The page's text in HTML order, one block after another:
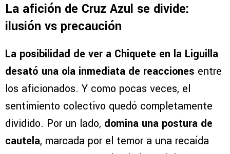
La afición de Cruz Azul se divide:
ilusión vs precaución
La posibilidad de ver a Chiquete en la Liguilla
desató una ola inmediata de reacciones entre
los aficionados. Y como pocas veces, el
sentimiento colectivo quedó completamente
dividido. Por un lado, domina una postura de
cautela, marcada por el temor a una recaída